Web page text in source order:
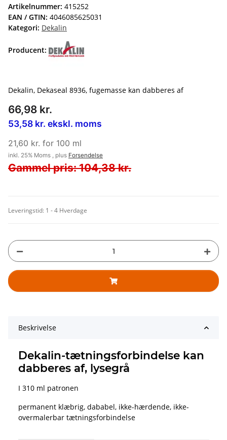
Artikelnummer: 415252
EAN / GTIN: 4046085625031
Kategori: Dekalin
Producent:
Dekalin, Dekaseal 8936, fugemasse kan dabberes af
66,98 kr.
53,58 kr. ekskl. moms
21,60 kr. for 100 ml
inkl. 25% Moms , plus Forsendelse
Gammel pris: 104,38 kr.
Leveringstid: 1 - 4 Hverdage
Beskrivelse
Dekalin-tætningsforbindelse kan
dabberes af, lysegrå
I 310 ml patronen
permanent klæbrig, dababel, ikke-hærdende, ikke-
overmalerbar tætningsforbindelse